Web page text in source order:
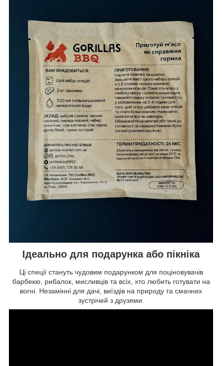
Ідеально для подарунка або пікніка
Ці спеції стануть чудовим подарунком для поціновувачів
барбекю, рибалок, мисливців та всіх, хто любить готувати на
вогні. Незамінні для дачі, виїздів на природу та смачних
зустрічей з друзями.